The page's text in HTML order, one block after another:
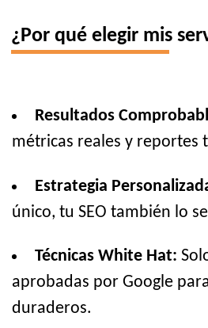
¿Por qué elegir mis
Resultados
métricas reales y reportes
Estrategia
único, tu SEO también lo
Técnicas White Hat:
aprobadas por Google
duraderos.